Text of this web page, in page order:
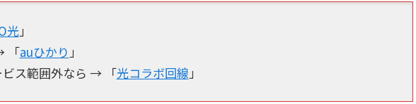
光」
「auひかり 」
ビス範囲外なら → 「光コラボ回線 」